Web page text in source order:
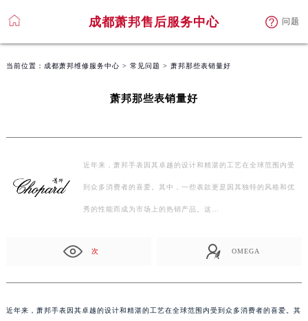
成都萧邦售后服务中心 问题
当前位置： 成都萧邦维修服务中心 > 常见问题 > 萧邦那些表销量好
萧邦那些表销量好
近年来，萧邦手表因其卓越的设计和精湛的工艺在全球范围内受
到众多消费者的喜爱。其中，一些表款更是因其独特的风格和优
秀的性能而成为市场上的热销产品。这…
次 OMEGA
近年来，萧邦手表因其卓越的设计和精湛的工艺在全球范围内受到众多消费者的喜爱。其